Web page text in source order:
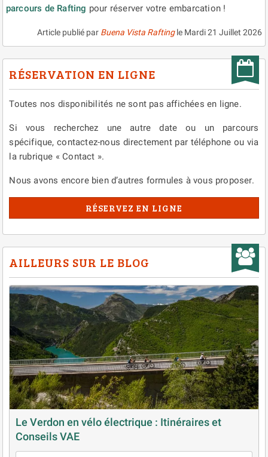
parcours de Rafting pour réserver votre embarcation !
Article publié par Buena Vista Raftingle Mardi 21 Juillet 2026
RÉSERVATION EN LIGNE
Toutes nos disponibilités ne sont pas affichées en ligne.
Si vous recherchez une autre date ou un parcours
spécifique, contactez-nous directement par téléphone ou via
la rubrique « Contact ».
Nous avons encore bien d’autres formules à vous proposer.
RÉSERVEZ EN LIGNE
AILLEURS SUR LE BLOG
Le Verdon en vélo électrique : Itinéraires et
Conseils VAE